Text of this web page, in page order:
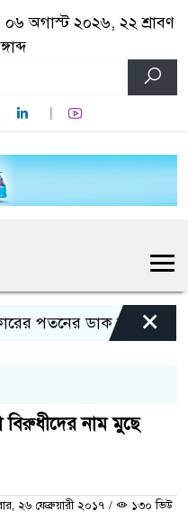
অগাস্ট ২০২৬, ২২ শ্রাবণ
পতনের ডাক রাহুল গান্ধীর
×
বিরুধীদের নাম মুছে
২৬ ফেব্রুয়ারী ২০১৭ / ১৩০ ভিউ